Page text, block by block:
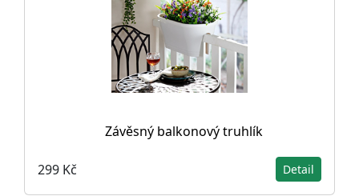
Závěsný balkonový truhlík
299 Kč Detail